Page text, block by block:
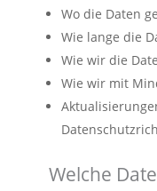
Wo die Daten
Wie lange die
Wie wir die
Wie wir mit
Welche